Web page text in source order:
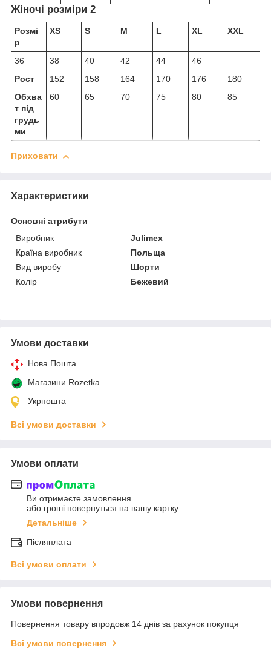
Жіночі розміри 2
Розмі
р
XS S M L XL XXL
36 38 40 42 44
46
Рост
152 158 164 170 176
180
Обхва
т під
грудь
ми
60 65 70 75 80 85
Приховати
Характеристики
Основні атрибути
Виробник
Julimex
Країна виробник
Польща
Вид виробу
Шорти
Колір
Бежевий
Умови доставки
Нова Пошта
Магазини Rozetka
Укрпошта
Всі умови доставки
Умови оплати
Ви отримаєте замовлення
або гроші повернуться на вашу картку
Детальніше
Післяплата
Всі умови оплати
Умови повернення
Повернення товару впродовж 14 днів за рахунок покупця
Всі умови повернення